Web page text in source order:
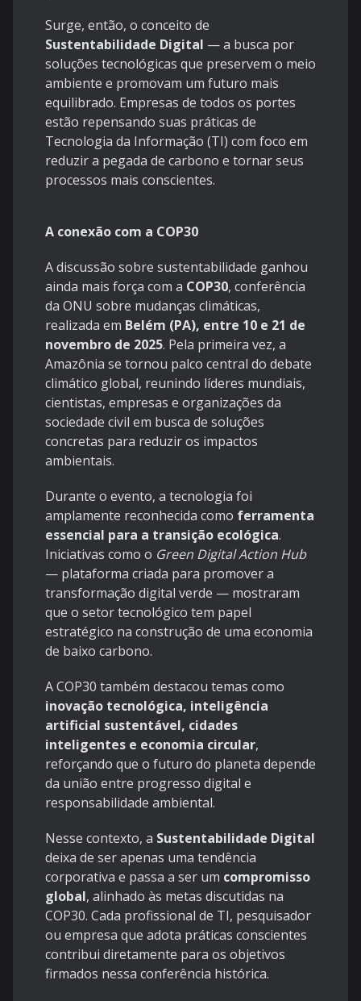
Surge, então, o conceito de
Sustentabilidade Digital — a busca por
soluções tecnológicas que preservem o meio
ambiente e promovam um futuro mais
equilibrado. Empresas de todos os portes
estão repensando suas práticas de
Tecnologia da Informação (TI) com foco em
reduzir a pegada de carbono e tornar seus
processos mais conscientes.
A conexão com a COP30
A discussão sobre sustentabilidade ganhou
ainda mais força com a COP30, conferência
da ONU sobre mudanças climáticas,
realizada em Belém (PA), entre 10 e 21 de
novembro de 2025. Pela primeira vez, a
Amazônia se tornou palco central do debate
climático global, reunindo líderes mundiais,
cientistas, empresas e organizações da
sociedade civil em busca de soluções
concretas para reduzir os impactos
ambientais.
Durante o evento, a tecnologia foi
amplamente reconhecida como ferramenta
essencial para a transição ecológica.
Iniciativas como o Green Digital Action Hub
— plataforma criada para promover a
transformação digital verde — mostraram
que o setor tecnológico tem papel
estratégico na construção de uma economia
de baixo carbono.
A COP30 também destacou temas como
inovação tecnológica, inteligência
artificial sustentável, cidades
inteligentes e economia circular,
reforçando que o futuro do planeta depende
da união entre progresso digital e
responsabilidade ambiental.
Nesse contexto, a Sustentabilidade Digital
deixa de ser apenas uma tendência
corporativa e passa a ser um compromisso
global, alinhado às metas discutidas na
COP30. Cada profissional de TI, pesquisador
ou empresa que adota práticas conscientes
contribui diretamente para os objetivos
firmados nessa conferência histórica.